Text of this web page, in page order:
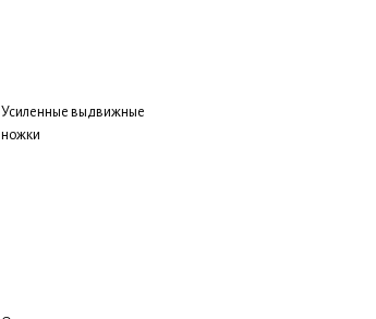
Усиленные выдвижные
ножки